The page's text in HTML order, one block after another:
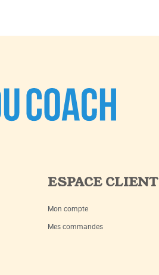
ESPACE CLIENT
Mon compte
Mes commandes